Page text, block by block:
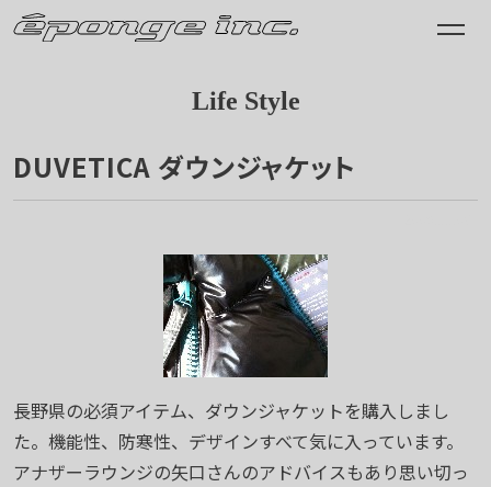
Life Style
DUVETICA ダウンジャケット
長野県の必須アイテム、ダウンジャケットを購入しまし
た。機能性、防寒性、デザインすべて気に入っています。
アナザーラウンジの矢口さんのアドバイスもあり思い切っ